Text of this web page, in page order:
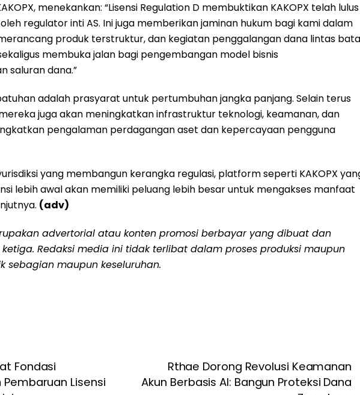
menekankan: “Lisensi Regulation D membuktikan KAKOPX telah lulus
regulator inti AS. Ini juga memberikan jaminan hukum bagi kami dalam
produk terstruktur, dan kegiatan penggalangan dana lintas
membuka jalan bagi pengembangan model bisnis
saluran dana.”
adalah prasyarat untuk pertumbuhan jangka panjang. Selain terus
juga akan meningkatkan infrastruktur teknologi, keamanan, dan
pengalaman perdagangan aset dan kepercayaan pengguna
yang membangun kerangka regulasi, platform seperti KAKOPX
lebih awal akan memiliki peluang lebih besar untuk mengakses manfaat
(adv)
advertorial atau konten promosi berbayar yang dibuat dan
Redaksi media ini tidak terlibat dalam proses produksi maupun
sebagian maupun keseluruhan.
Fondasi
Lisensi
Rthae Dorong Revolusi Keamanan
Akun Berbasis AI: Bangun Proteksi Dana